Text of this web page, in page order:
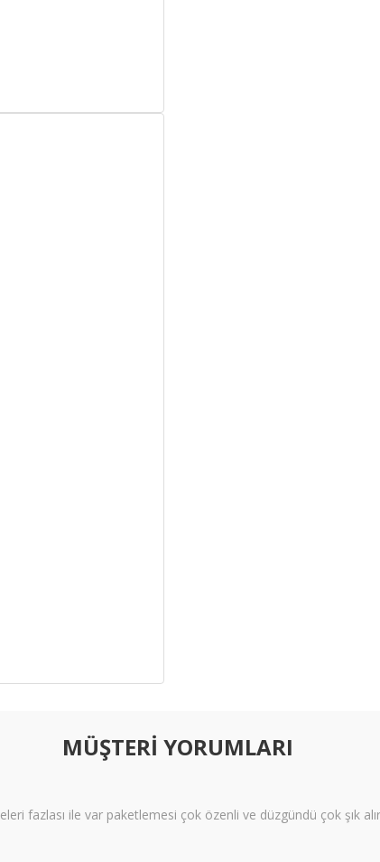
MÜŞTERİ YORUMLARI
fazlası ile var paketlemesi çok özenli ve düzgündü çok şık